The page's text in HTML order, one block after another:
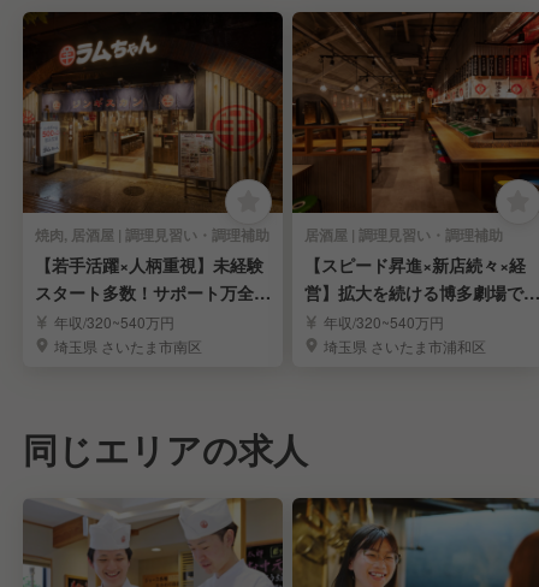
焼肉, 居酒屋 | 調理見習い・調理補助
【若手活躍×人柄重視】未経験
スタート多数！サポート万全の
調理見習い募集★
年収/320~540万円
埼玉県 さいたま市南区
居酒屋 | 調理見習い・調理補助
【スピード昇進×新店続々×経
営】拡大を続ける博多劇場でポ
ストを掴み取れ
年収/320~540万円
埼玉県 さいたま市浦和区
同じエリアの求人